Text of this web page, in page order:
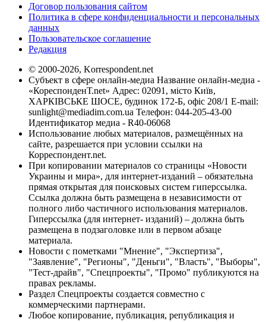
Договор пользования сайтом
Политика в сфере конфиденциальности и персональных
данных
Пользовательское соглашение
Редакция
© 2000-2026, Korrespondent.net
Субъект в сфере онлайн-медиа Название онлайн-медиа -
«КореспонденТ.net» Адрес: 02091, місто Київ,
ХАРКІВСЬКЕ ШОСЕ, будинок 172-Б, офіс 208/1 E-mail:
sunlight@mediadim.com.ua Телефон: 044-205-43-00
Идентификатор медиа - R40-06068
Использование любых материалов, размещённых на
сайте, разрешается при условии ссылки на
Корреспондент.net.
При копировании материалов со страницы «Новости
Украины и мира», для интернет-изданий – обязательна
прямая открытая для поисковых систем гиперссылка.
Ссылка должна быть размещена в независимости от
полного либо частичного использования материалов.
Гиперссылка (для интернет- изданий) – должна быть
размещена в подзаголовке или в первом абзаце
материала.
Новости с пометками "Мнение", "Экспертиза",
"Заявление", "Регионы", "Деньги", "Власть", "Выборы",
"Тест-драйв", "Спецпроекты", "Промо" публикуются на
правах рекламы.
Раздел Спецпроекты создается совместно с
коммерческими партнерами.
Любое копирование, публикация, републикация и